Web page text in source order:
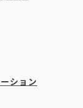
ション